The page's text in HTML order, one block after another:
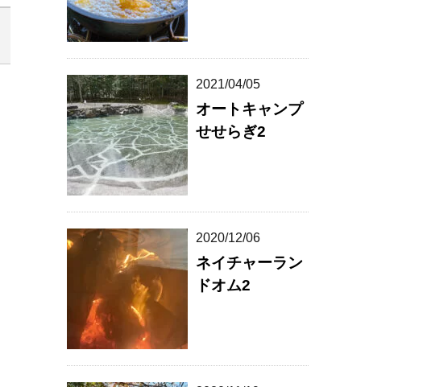
2021/04/05
オートキャンプ
せせらぎ2
2020/12/06
ネイチャーラン
ドオム2